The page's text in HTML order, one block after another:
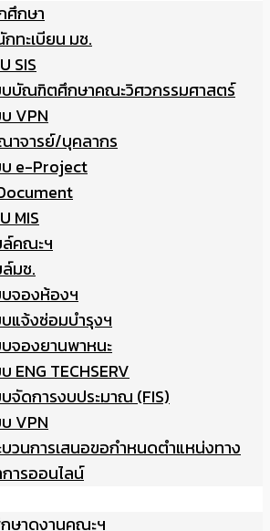
ศึกษา
กทะเบียน มช.
SIS
บบัณฑิตศึกษาคณะวิศวกรรมศาสตร์
VPN
าจารย์/บุคลากร
บ e-Project
MIS
ล์คณะฯ
ล์มช.
บจองห้องฯ
บแจ้งซ่อมบำรุงฯ
บจองยานพาหนะ
ENG TECHSERV
บจัดการงบประมาณ (FIS)
VPN
บวนการเสนอขอกำหนดตำแหน่งทาง
ารออนไลน์
ษาดูงานคณะฯ